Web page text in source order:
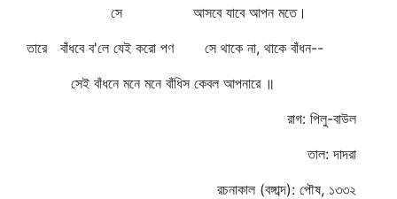
সে আসবে যাবে আপন মতে।
তারে বাঁধবে ব'লে যেই করো পণ সে থাকে না, থাকে বাঁধন--
সেই বাঁধনে মনে মনে বাঁধিস কেবল আপনারে ॥
রাগ: পিলু-বাউল
তাল: দাদরা
রচনাকাল (বঙ্গাব্দ): পৌষ, ১৩৩২